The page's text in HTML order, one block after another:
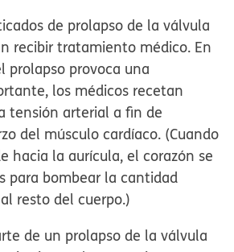
de prolapso de la válvula
recibir tratamiento médico. En
prolapso provoca una
los médicos recetan
tensión arterial a fin de
del músculo cardíaco. (Cuando
hacia la aurícula, el corazón se
para bombear la cantidad
resto del cuerpo.)
de un prolapso de la válvula